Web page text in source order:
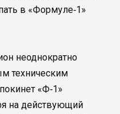
в «Формуле‑1»
неоднократно
техническим
«Ф‑1»
на действующий